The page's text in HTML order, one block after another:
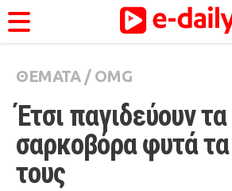
ΚΑΤΗΓΟΡΊΕΣ
Ειδήσεις
Θέματα
Videos
ΘΕΜΑΤΑ/ OMG
Έτσι παγιδεύουν τα
σαρκοβόρα φυτά
τους